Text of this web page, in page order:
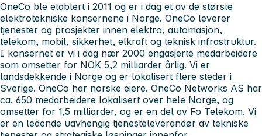
OneCo ble etablert i 2011 og er i dag et av de største
elektrotekniske konsernene i Norge. OneCo leverer
tjenester og prosjekter innen elektro, automasjon,
telekom, mobil, sikkerhet, elkraft og teknisk infrastruktur.
I konsernet er vi i dag nær 2000 engasjerte medarbeidere
som omsetter for NOK 5,2 milliarder årlig. Vi er
landsdekkende i Norge og er lokalisert flere steder i
Sverige. OneCo har norske eiere. OneCo Networks AS har
ca. 650 medarbeidere lokalisert over hele Norge, og
omsetter for 1,5 milliarder, og er en del av Fo Telekom. Vi
er en ledende uavhengig tjenesteleverandør av tekniske